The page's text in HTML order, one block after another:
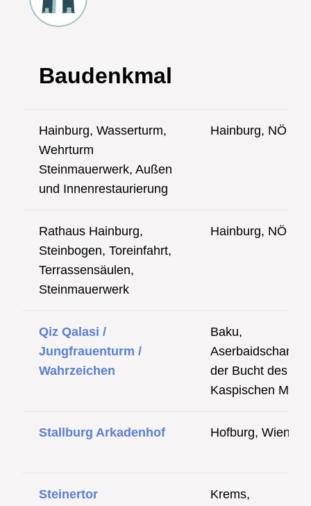
Baudenkmal
Hainburg, Wasserturm,
Wehrturm
Steinmauerwerk, Außen
und Innenrestaurierung
Hainburg, NÖ
Rathaus Hainburg,
Steinbogen, Toreinfahrt,
Terrassensäulen,
Steinmauerwerk
Hainburg, NÖ
Qiz Qalasi /
Jungfrauenturm /
Wahrzeichen
Baku,
Aserbaidschan, in
der Bucht des
Kaspischen
Stallburg Arkadenhof Hofburg, Wien
Steinertor Krems,